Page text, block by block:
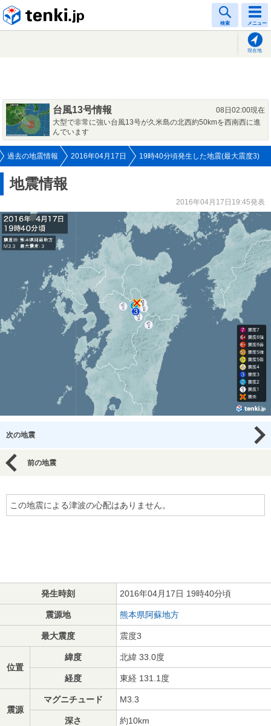
検索 メニュー
現在地
台風13号情報
08日02:00現在
大型で非常に強い台風13号が久米島の北西約50kmを西南西に進
んでいます
過去の地震情報 2016年04月17日 19時40分頃発生した地震(最大震度3)
地震情報
2016年04月17日19:45発表
次の地震
前の地震
この地震による津波の心配はありません。
発生時刻 2016年04月17日 19時40分頃
震源地 熊本県阿蘇地方
最大震度 震度3
位置
緯度 北緯 33.0度
経度 東経 131.1度
震源
マグニチュード M3.3
深さ 約10km